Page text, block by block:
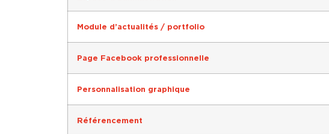
Module d’actualités / portfolio
Page Facebook professionnelle
Personnalisation graphique
Référencement